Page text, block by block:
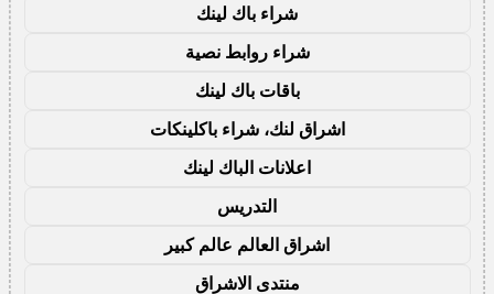
شراء باك لينك
شراء روابط نصية
باقات باك لينك
اشراق لنك، شراء باكلينكات
اعلانات الباك لينك
التدريس
اشراق العالم عالم كبير
منتدى الاشراق